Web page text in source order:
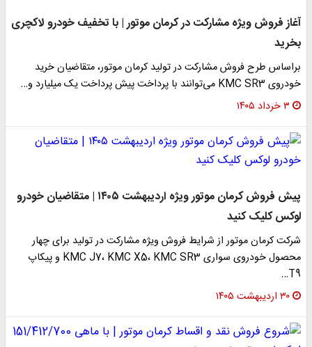
آغاز فروش ویژه مشارکت در کرمان موتور | با تخفیف خودرو لاکچری
بخرید
براساس طرح فروش مشارکت در تولید کرمان موتور، متقاضیان خرید
خودروی KMC SR3 می‌توانند با پرداخت پیش پرداخت یک میلیارد و…
۳ خرداد ۱۴۰۵
پیش فروش کرمان موتور ویژه اردیبهشت ۱۴۰۵ | متقاضیان خودرو
لوکس کلیک کنید
شرکت کرمان موتور از شرایط فروش ویژه مشارکت در تولید برای چهار
محصول خودروی سواری KMC J7، KMC X5، KMC SR3 و پیکاپ
T9…
۳۰ اردیبهشت ۱۴۰۵